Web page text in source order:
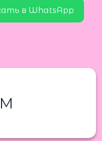
в WhatsApp